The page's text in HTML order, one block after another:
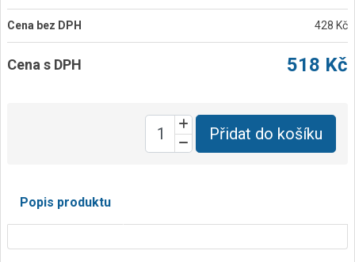
Cena bez DPH 428 Kč
Cena s DPH 518 Kč
Přidat do košíku
Popis produktu